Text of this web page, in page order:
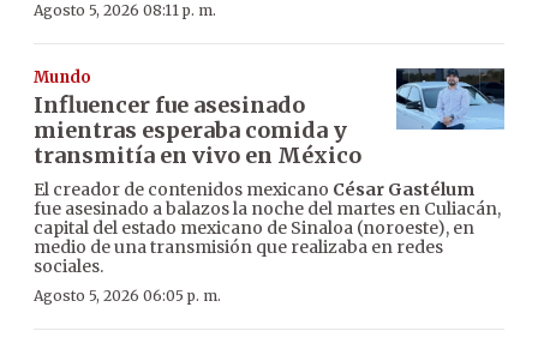
Agosto 5, 2026 08:11 p. m.
Mundo
Influencer fue asesinado
mientras esperaba comida y
transmitía en vivo en México
El creador de contenidos mexicano César Gastélum
fue asesinado a balazos la noche del martes en Culiacán,
capital del estado mexicano de Sinaloa (noroeste), en
medio de una transmisión que realizaba en redes
sociales.
Agosto 5, 2026 06:05 p. m.